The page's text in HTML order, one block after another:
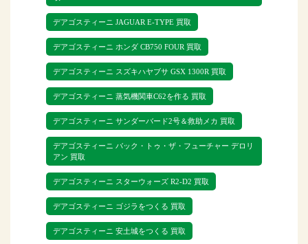
未組立品のデアゴスティーニはもちろん
のこと、袋から開封されたものや、箱が
ないもの、組立済み、全巻未揃いのデア
ゴスティーニもお買取可能です。
デアゴスティーニを高く売るならリトル
ゲージにぜひ査定のご依頼をお待ちして
デアゴスティーニ JAGUAR E-TYPE 買取
デアゴスティーニ ホンダ CB750 FOUR 買取
デアゴスティーニ スズキハヤブサ GSX 1300R 買取
デアゴスティーニ 蒸気機関車C62を作る 買取
デアゴスティーニ サンダーバード2号＆救助メカ 買取
デアゴスティーニ バック・トゥ・ザ・フューチャー デロリ
アン 買取
デアゴスティーニ スターウォーズ R2-D2 買取
デアゴスティーニ ゴジラをつくる 買取
デアゴスティーニ 安土城をつくる 買取